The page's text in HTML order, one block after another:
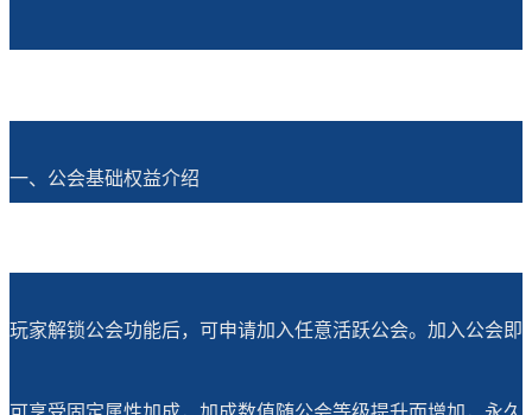
一、公会基础权益介绍
玩家解锁公会功能后，可申请加入任意活跃公会。加入公会即